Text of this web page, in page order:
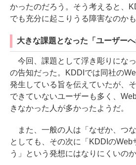
かったのだろう。そう考えると、
でも充分に起こりうる障害なのかも
大きな課題となった「ユーザーへ
今回、課題として浮き彫りにな
の告知だった。KDDIでは同社の
発生している旨を伝えていたが、
できていないユーザーも多く、
きなかった人が多かったようだ。
また、一般の人は「なぜか、つ
としても、その次に「KDDIのWeb
う」という発想にはなりにくいの